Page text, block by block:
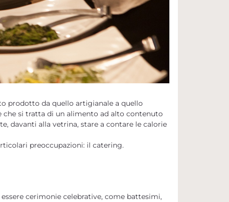
prodotto da quello artigianale a quello
che si tratta di un alimento ad alto contenuto
davanti alla vetrina, stare a contare le calorie
preoccupazioni: il catering.
cerimonie celebrative, come battesimi,